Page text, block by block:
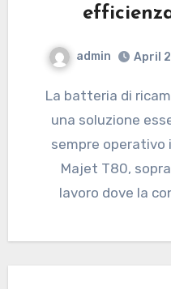
admin April
La batteria di ricambio Majet PL884674P è
una soluzione
sempre operativo
Majet T80,
lavoro dove la